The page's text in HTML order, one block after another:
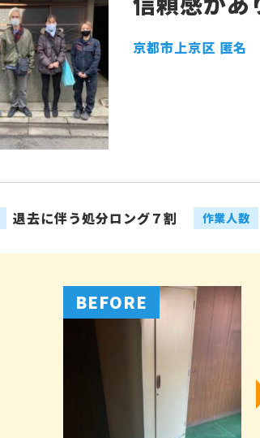
京都市上京区 匿名
退去に伴う処分ロング７割 作業人数